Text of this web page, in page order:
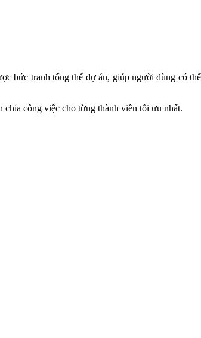
bức tranh tổng thể dự án, giúp người dùng có thể
chia công việc cho từng thành viên tối ưu nhất.